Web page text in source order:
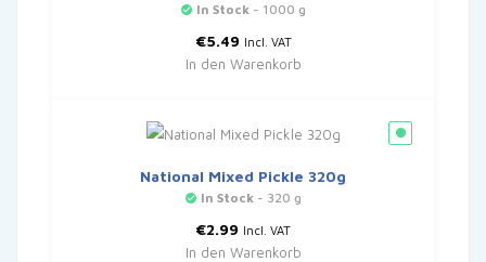
In Stock - 1000 g
€5.49 Incl. VAT
In den Warenkorb
National Mixed Pickle 320g
In Stock - 320 g
€2.99 Incl. VAT
In den Warenkorb